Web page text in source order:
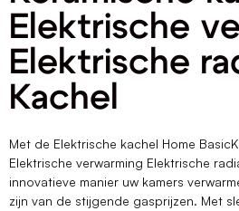
Elektrische
Elektrische
Kachel
Met de Elektrische kachel Home
Elektrische verwarming Elektrische
innovatieve manier uw kamers
zijn van de stijgende gasprijzen. Met